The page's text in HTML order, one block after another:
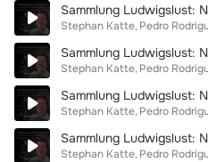
Sammlung Ludwigslust:
Stephan Katte Pedro
Sammlung Ludwigslust:
Stephan Katte Pedro
Stephan Katte Pedro
Sammlung Ludwigslust:
Stephan Katte Pedro